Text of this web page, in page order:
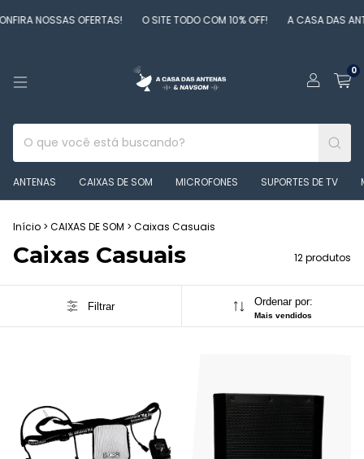
OFERTAS! O SITE TODO COM 10% OFF! A CASA DAS ANTENAS
0
ANTENAS CAIXAS DE SOM MICROFONES SUPORTES DE TV
Início > CAIXAS DE SOM > Caixas Casuais
Caixas Casuais 12 produtos
Filtrar Ordenar por:
Mais vendidos